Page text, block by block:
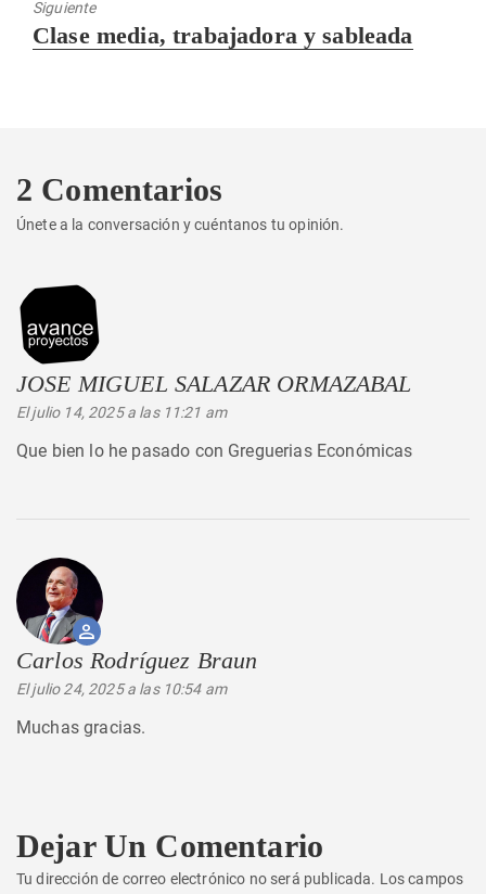
Siguiente
Entrada
Clase media, trabajadora y sableada
2 Comentarios
Únete a la conversación y cuéntanos tu opinión.
JOSE MIGUEL SALAZAR ORMAZABAL
El julio 14, 2025 a las 11:21 am
Que bien lo he pasado con Greguerias Económicas
Carlos Rodríguez Braun
El julio 24, 2025 a las 10:54 am
Muchas gracias.
Dejar Un Comentario
Tu dirección de correo electrónico no será publicada. Los campos